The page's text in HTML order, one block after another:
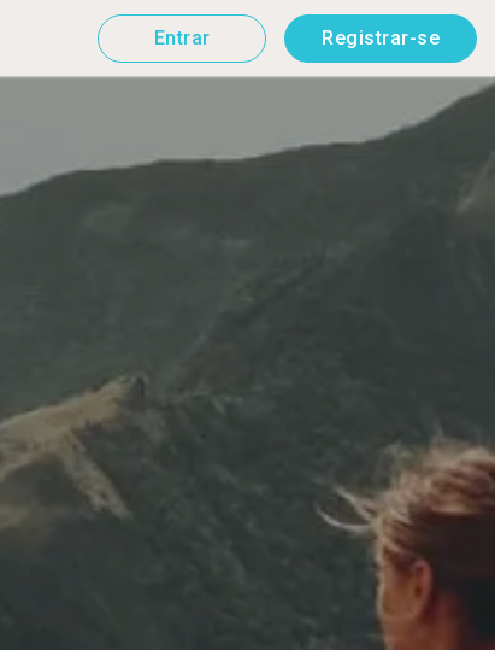
Entrar Registrar-se